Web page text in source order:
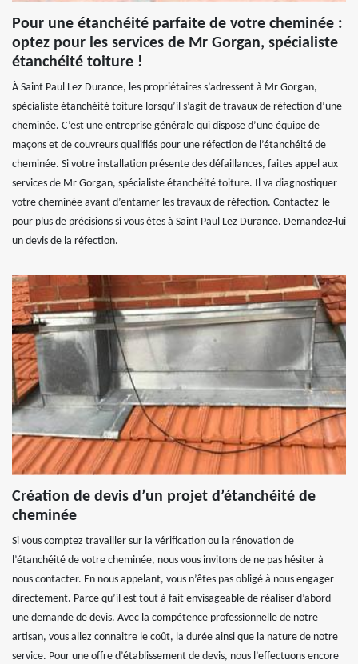
Pour une étanchéité parfaite de votre cheminée :
optez pour les services de Mr Gorgan, spécialiste
étanchéité toiture !
À Saint Paul Lez Durance, les propriétaires s’adressent à Mr Gorgan,
spécialiste étanchéité toiture lorsqu’il s’agit de travaux de réfection d’une
cheminée. C’est une entreprise générale qui dispose d’une équipe de
maçons et de couvreurs qualifiés pour une réfection de l’étanchéité de
cheminée. Si votre installation présente des défaillances, faites appel aux
services de Mr Gorgan, spécialiste étanchéité toiture. Il va diagnostiquer
votre cheminée avant d’entamer les travaux de réfection. Contactez-le
pour plus de précisions si vous êtes à Saint Paul Lez Durance. Demandez-lui
un devis de la réfection.
Création de devis d’un projet d’étanchéité de
cheminée
Si vous comptez travailler sur la vérification ou la rénovation de
l’étanchéité de votre cheminée, nous vous invitons de ne pas hésiter à
nous contacter. En nous appelant, vous n’êtes pas obligé à nous engager
directement. Parce qu’il est tout à fait envisageable de réaliser d’abord
une demande de devis. Avec la compétence professionnelle de notre
artisan, vous allez connaitre le coût, la durée ainsi que la nature de notre
service. Pour une offre d’établissement de devis, nous l’effectuons encore